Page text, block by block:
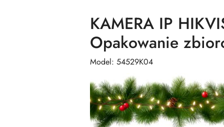
KAMERA IP
Opakowanie
Model: 54529K04